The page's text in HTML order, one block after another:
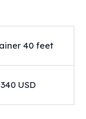
40 feet
USD